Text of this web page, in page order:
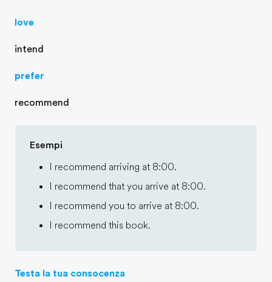
love
intend
prefer
recommend
Esempi
I recommend arriving at 8:00.
I recommend that you arrive at 8:00.
I recommend you to arrive at 8:00.
I recommend this book.
Testa la tua consocenza